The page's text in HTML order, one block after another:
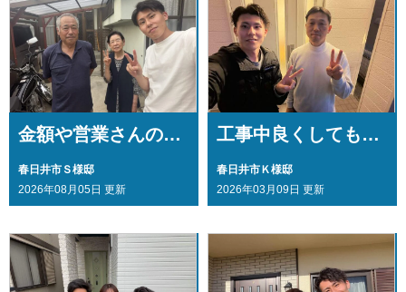
金額や営業さんの人柄がよかった・・・
春日井市Ｓ様邸
2026年08月05日 更新
工事中良くしてもらいました・・・
春日井市Ｋ様邸
2026年03月09日 更新